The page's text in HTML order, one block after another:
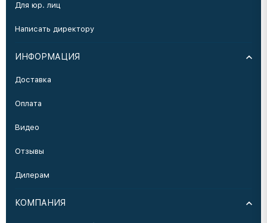
Для юр. лиц
Написать директору
ИНФОРМАЦИЯ
Доставка
Оплата
Видео
Отзывы
Дилерам
КОМПАНИЯ